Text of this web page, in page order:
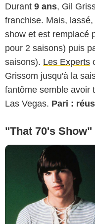
Durant 9 ans, Gil
franchise. Mais, lassé,
show et est remplacé
pour 2 saisons) puis
saisons). Les Experts
Grissom jusqu'à la
fantôme semble avoir
Las Vegas. Pari :
"That 70's